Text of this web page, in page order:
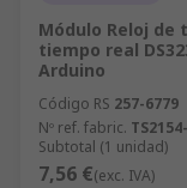
Módulo Reloj de
tiempo real
Arduino
Código RS 257-6779
Nº ref. fabric.
Subtotal (1 unidad)
7,56 €(exc. IVA)